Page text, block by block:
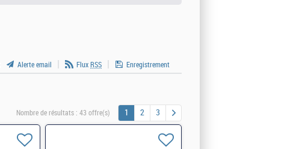
Alerte email Flux RSS
Enregistrement
Nombre de résultats : 43 offre(s) 1 2 3